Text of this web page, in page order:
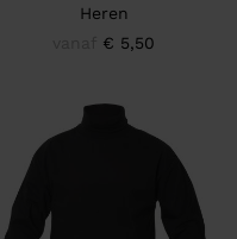
Heren
€ 5,50